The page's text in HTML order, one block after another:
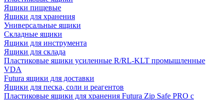
Ящики пищевые
Ящики для хранения
Универсальные ящики
Складные ящики
Ящики для инструмента
Ящики для склада
Пластиковые ящики усиленные R/RL-KLT промышленные
VDA
Futura ящики для доставки
Ящики для песка, соли и реагентов
Пластиковые ящики для хранения Futura Zip Safe PRO с